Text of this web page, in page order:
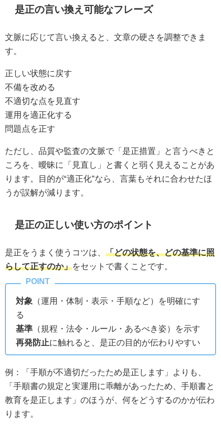
是正の言い換え可能なフレーズ
文脈に応じて言い換えると、文章の硬さを調整できま
す。
正しい状態に戻す
不備を改める
不適切な点を見直す
運用を適正化する
問題点を正す
ただし、品質や監査の文脈で「是正措置」と言うべきと
ころを、曖昧に「見直し」と書くと弱く見えることがあ
ります。目的が“適正化”なら、言葉もそれに合わせたほ
うが誤解が減ります。
是正の正しい使い方のポイント
是正をうまく使うコツは、 「どの状態を、どの基準に照
らして正すのか」をセットで書くことです。
対象
（運用・体制・表示・手順など）を明確にす
る
基準 （規程・法令・ルール・あるべき姿）を示す
再発防止に触れると、是正の目的が伝わりやすい
例：「手順が不適切だったため是正します」よりも、
「手順書の規定と実運用に乖離があったため、手順書と
教育を是正します」のほうが、何をどうするのかが伝わ
ります。